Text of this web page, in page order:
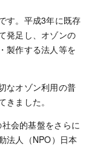
す。平成3年に既存
発足し、オゾンの
製作する法人等を
なオゾン利用の普
ました。
会的基盤をさらに
法人（NPO）日本